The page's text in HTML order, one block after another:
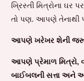
ખ્રિસ્તી મિત્રોના
તો પણ. આપણે તેનાથી
આપણે ખરેખર શેની
આપણે પ્રેમાળ મિત્રો,
બાઈબલની સત્તા અને